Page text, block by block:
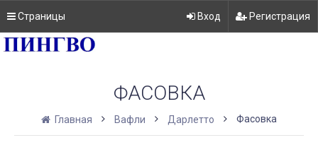
Страницы Вход Регистрация
ФАСОВКА
Главная Вафли Дарлетто Фасовка